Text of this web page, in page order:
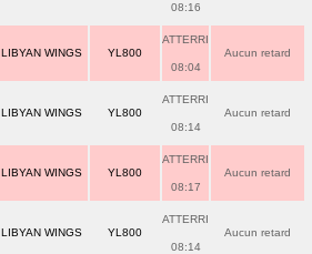
08:16
LIBYAN WINGS YL800
ATTERRI
08:04
Aucun retard
LIBYAN WINGS YL800
ATTERRI
08:14
Aucun retard
LIBYAN WINGS YL800
ATTERRI
08:17
Aucun retard
LIBYAN WINGS YL800
ATTERRI
08:14
Aucun retard